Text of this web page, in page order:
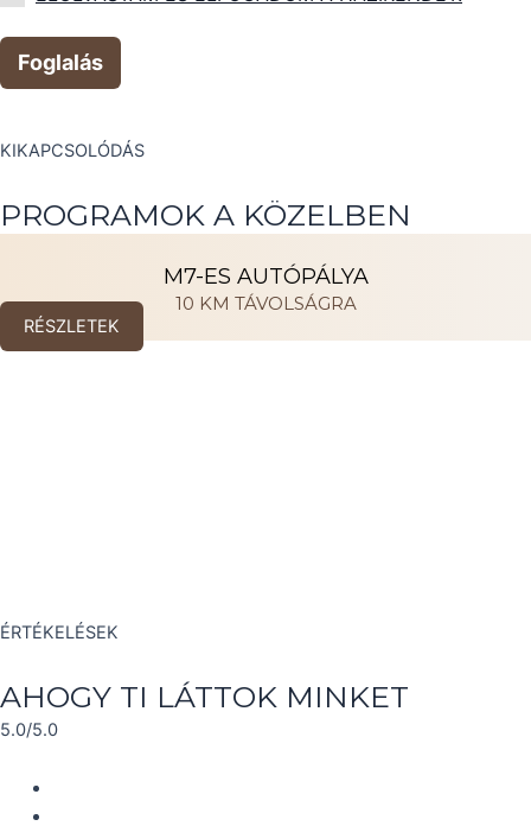
Foglalás
KIKAPCSOLÓDÁS
PROGRAMOK A KÖZELBEN
M7-ES AUTÓPÁLYA
10 KM TÁVOLSÁGRA
RÉSZLETEK
ÉRTÉKELÉSEK
AHOGY TI LÁTTOK MINKET
5.0/5.0